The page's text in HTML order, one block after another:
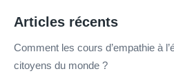
Articles récents
Comment les cours d’empathie à
citoyens du monde ?